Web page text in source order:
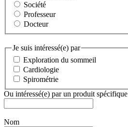
Société
Professeur
Docteur
Je suis intéressé(e) par
Exploration du sommeil
Cardiologie
Spirométrie
Ou intéressé(e) par un produit spécifique
Nom